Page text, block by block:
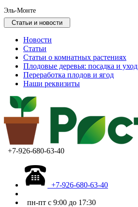
Эль-Монте
Статьи и новости
Новости
Статьи
Статьи о комнатных растениях
Плодовые деревья: посадка и уход
Переработка плодов и ягод
Наши реквизиты
+7-926-680-63-40
+7-926-680-63-40
пн-пт с 9:00 до 17:30